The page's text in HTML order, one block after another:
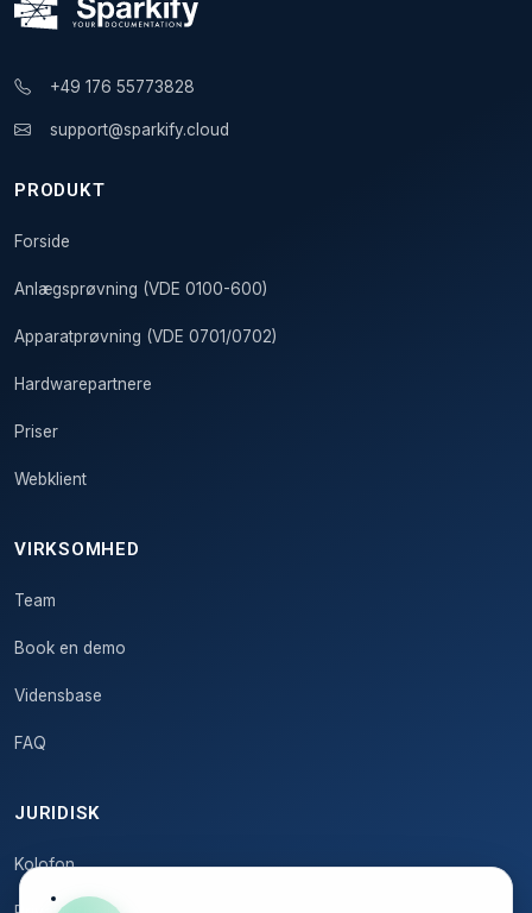
+49 176 55773828
support@sparkify.cloud
PRODUKT
Forside
Anlægsprøvning (VDE 0100-600)
Apparatprøvning (VDE 0701/0702)
Hardwarepartnere
Priser
Webklient
VIRKSOMHED
Team
Book en demo
Vidensbase
FAQ
JURIDISK
Kolofon